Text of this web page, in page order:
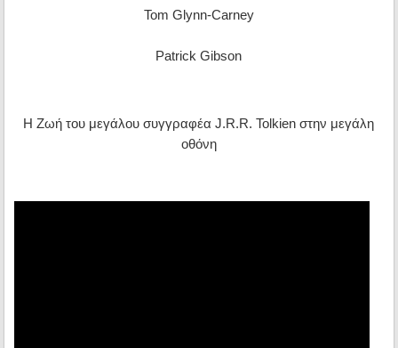
Tom Glynn-Carney
Patrick Gibson
Η Ζωή του μεγάλου συγγραφέα J.R.R. Tolkien στην μεγάλη
οθόνη